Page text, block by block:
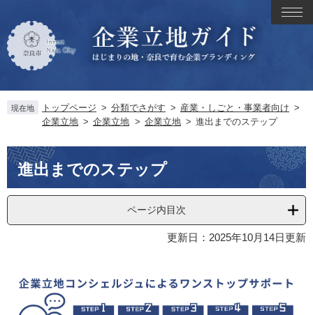
ジ
の
ュ
ー
文
現在地 トップページ > 分類でさがす > 産業・しごと・事業者向け >
企業立地 > 企業立地 > 企業立地 > 進出までのステップ
本
文進出までのステップ
ページ内目次
更新日：2025年10月14日更新